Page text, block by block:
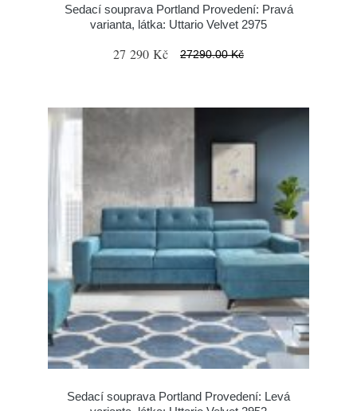
Sedací souprava Portland Provedení: Pravá
varianta, látka: Uttario Velvet 2975
27 290 Kč 27290.00 Kč
Sedací souprava Portland Provedení: Levá